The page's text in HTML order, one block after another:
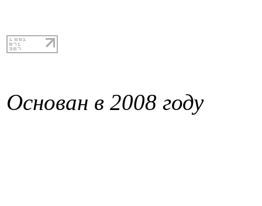
Основан в 2008 году